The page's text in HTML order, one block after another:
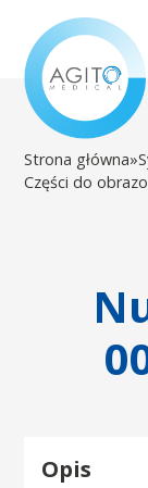
Strona główna»
Części do
Opis